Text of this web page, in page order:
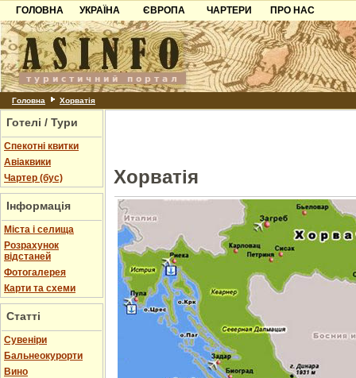
ГОЛОВНА
УКРАЇНА
Карпати
Азов
Причорноморря
Шацьк
ЄВРОПА
Чорногорія
Хорватія
Болгарія
ЧАРТЕРИ
ПРО НАС
Контакти
Партнерам
Додати готель
Головна Хорватія
Готелі / Тури
Спекотні квитки
Авіаквики
Чартер (бус)
Інформація
Міста і селища
Розрахунок
відстаней
Фотогалерея
Карти та схеми
Статті
Cувеніри
Бальнеокурорти
Вино
Хорватія